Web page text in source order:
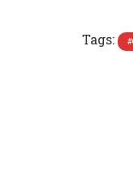
Tags: